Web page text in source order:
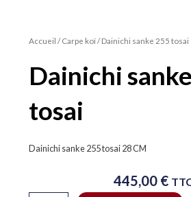
Accueil /Carpe koï/ Dainichi sanke 255 tosai
Dainichi
tosai
Dainichi sanke 255 tosai 28 CM
445,00 €